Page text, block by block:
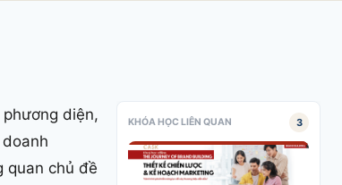
KHÓA HỌC LIÊN QUAN 3
diện,
quan chủ đề